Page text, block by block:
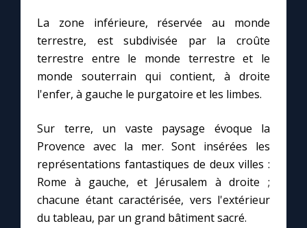
Une neuvaine
À la une
1000 Raisons de Croire
Chapelet pour le monde
Contact
Faire un don
La zone inférieure, réservée au monde
terrestre, est subdivisée par la croûte
terrestre entre le monde terrestre et le
monde souterrain qui contient, à droite
l'enfer, à gauche le purgatoire et les limbes.
Sur terre, un vaste paysage évoque la
Provence avec la mer. Sont insérées les
représentations fantastiques de deux villes :
Rome à gauche, et Jérusalem à droite ;
chacune étant caractérisée, vers l'extérieur
du tableau, par un grand bâtiment sacré.